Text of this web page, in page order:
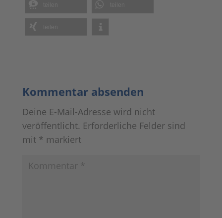
teilen teilen
teilen
Kommentar absenden
Deine E-Mail-Adresse wird nicht
veröffentlicht. Erforderliche Felder sind
mit * markiert